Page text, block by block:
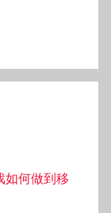
如何做到移